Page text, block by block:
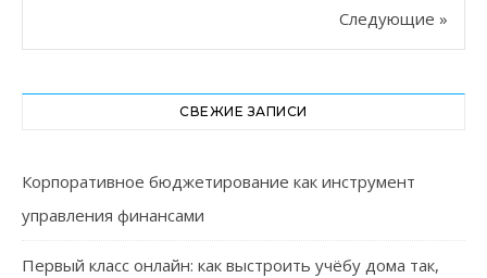
Следующие »
СВЕЖИЕ ЗАПИСИ
Корпоративное бюджетирование как инструмент
управления финансами
Первый класс онлайн: как выстроить учёбу дома так,